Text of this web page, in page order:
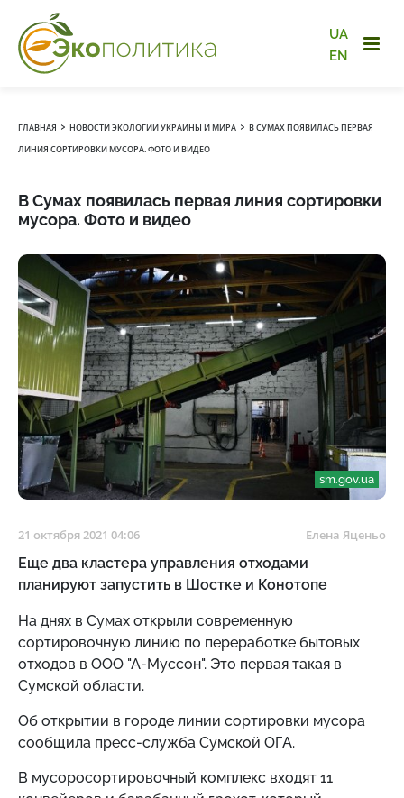
UA
EN
ГЛАВНАЯ › НОВОСТИ ЭКОЛОГИИ УКРАИНЫ И МИРА › В СУМАХ ПОЯВИЛАСЬ ПЕРВАЯ
ЛИНИЯ СОРТИРОВКИ МУСОРА. ФОТО И ВИДЕО
В Сумах появилась первая линия сортировки
мусора. Фото и видео
sm.gov.ua
21 октября 2021 04:06 Елена Яценьо
Еще два кластера управления отходами
планируют запустить в Шостке и Конотопе
На днях в Сумах открыли современную
сортировочную линию по переработке бытовых
отходов в ООО "А-Муссон". Это первая такая в
Сумской области.
Об открытии в городе линии сортировки мусора
сообщила пресс-служба Сумской ОГА.
В мусоросортировочный комплекс входят 11